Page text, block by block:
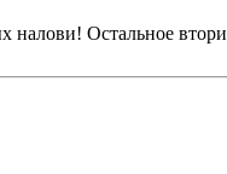
налови! Остальное